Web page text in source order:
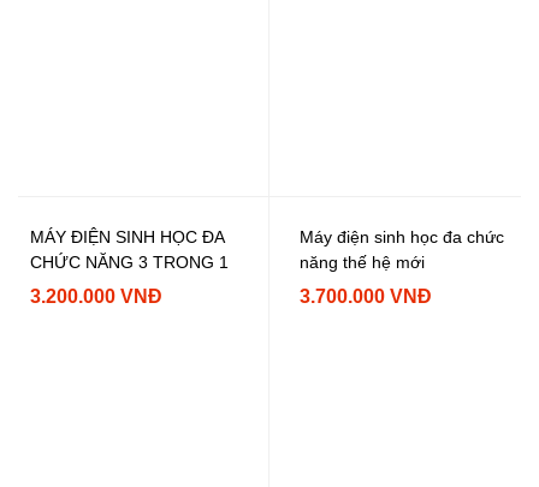
MÁY ĐIỆN SINH HỌC ĐA
CHỨC NĂNG 3 TRONG 1
3.200.000 VNĐ
Máy điện sinh học đa chức
năng thế hệ mới
3.700.000 VNĐ